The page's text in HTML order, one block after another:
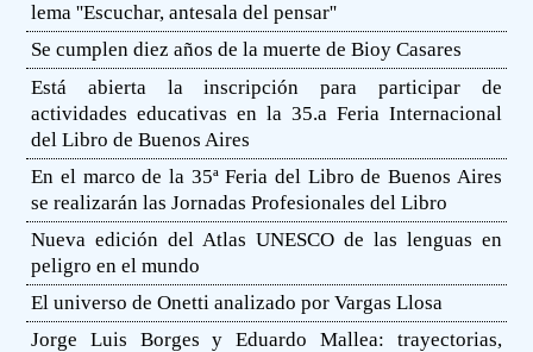
lema ''Escuchar, antesala del pensar''
Se cumplen diez años de la muerte de Bioy Casares
Está abierta la inscripción para participar de
actividades educativas en la 35.a Feria Internacional
del Libro de Buenos Aires
En el marco de la 35ª Feria del Libro de Buenos Aires
se realizarán las Jornadas Profesionales del Libro
Nueva edición del Atlas UNESCO de las lenguas en
peligro en el mundo
El universo de Onetti analizado por Vargas Llosa
Jorge Luis Borges y Eduardo Mallea: trayectorias,